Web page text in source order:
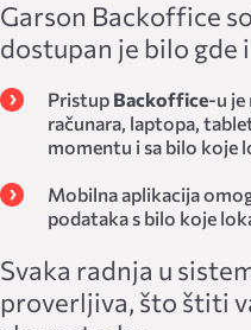
Garson Backoffice softver za ugostiteljstvo
dostupan je bilo gde
Pristup Backoffice-u je
računara, laptopa,
momentu i sa bilo koje
Mobilna aplikacija omogućava brz pregled ključnih
podataka s bilo koje
Svaka radnja u sistemu je evidentirana i
proverljiva, što štiti